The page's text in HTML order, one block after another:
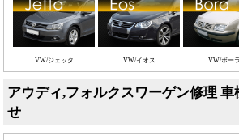
VW/ジェッタ VW/イオス VW/ボーラ
アウディ,フォルクスワーゲン修理
せ